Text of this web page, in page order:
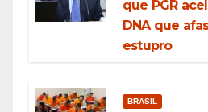
que PGR
DNA que
estupro
BRASIL